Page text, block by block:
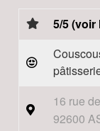
5/5 (voir
16 rue
92600